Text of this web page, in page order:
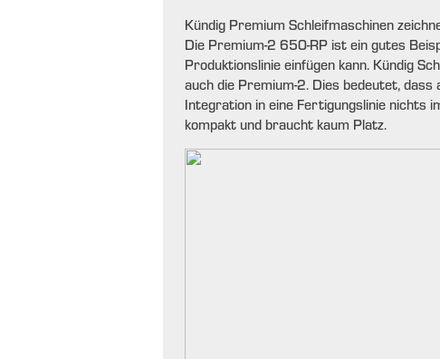
Kündig Premium Schleifmaschinen
Die Premium-2 650-RP ist ein gutes
Produktionslinie einfügen kann. Kündig
auch die Premium-2. Dies bedeutet,
Integration in eine Fertigungslinie nichts
kompakt und braucht kaum Platz.